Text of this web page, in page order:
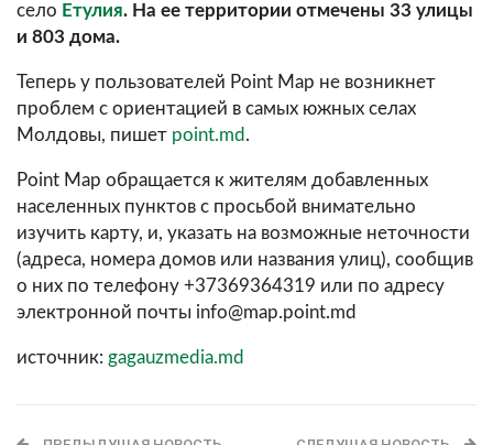
село Етулия. На ее территории отмечены 33 улицы
и 803 дома.
Теперь у пользователей Point Map не возникнет
проблем с ориентацией в самых южных селах
Молдовы, пишет point.md .
Point Map обращается к жителям добавленных
населенных пунктов с просьбой внимательно
изучить карту, и, указать на возможные неточности
(адреса, номера домов или названия улиц), сообщив
о них по телефону +37369364319 или по адресу
электронной почты info@map.point.md
источник: gagauzmedia.md